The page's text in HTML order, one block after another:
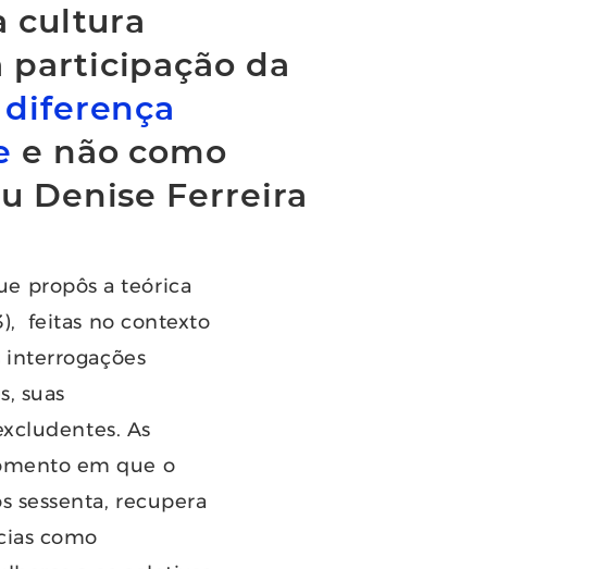
cultura
participação da
diferença
e não como
Denise Ferreira
propôs a teórica
feitas no contexto
interrogações
suas
As
em que o
sessenta, recupera
como